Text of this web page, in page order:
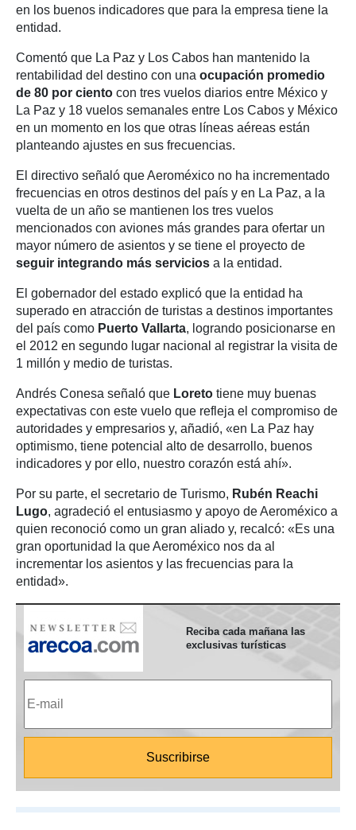
en los buenos indicadores que para la empresa tiene la
entidad.
Comentó que La Paz y Los Cabos han mantenido la
rentabilidad del destino con una ocupación promedio
de 80 por ciento con tres vuelos diarios entre México y
La Paz y 18 vuelos semanales entre Los Cabos y México
en un momento en los que otras líneas aéreas están
planteando ajustes en sus frecuencias.
El directivo señaló que Aeroméxico no ha incrementado
frecuencias en otros destinos del país y en La Paz, a la
vuelta de un año se mantienen los tres vuelos
mencionados con aviones más grandes para ofertar un
mayor número de asientos y se tiene el proyecto de
seguir integrando más servicios a la entidad.
El gobernador del estado explicó que la entidad ha
superado en atracción de turistas a destinos importantes
del país como Puerto Vallarta, logrando posicionarse en
el 2012 en segundo lugar nacional al registrar la visita de
1 millón y medio de turistas.
Andrés Conesa señaló que Loreto tiene muy buenas
expectativas con este vuelo que refleja el compromiso de
autoridades y empresarios y, añadió, «en La Paz hay
optimismo, tiene potencial alto de desarrollo, buenos
indicadores y por ello, nuestro corazón está ahí».
Por su parte, el secretario de Turismo, Rubén Reachi
Lugo, agradeció el entusiasmo y apoyo de Aeroméxico a
quien reconoció como un gran aliado y, recalcó: «Es una
gran oportunidad la que Aeroméxico nos da al
incrementar los asientos y las frecuencias para la
entidad».
Reciba cada mañana las
exclusivas turísticas